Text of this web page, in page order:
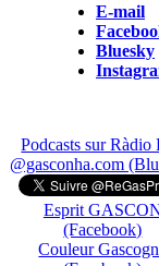
E-mail
Bluesky
Podcasts sur Ràdio
@gasconha.com
Esprit
(Facebook)
Couleur